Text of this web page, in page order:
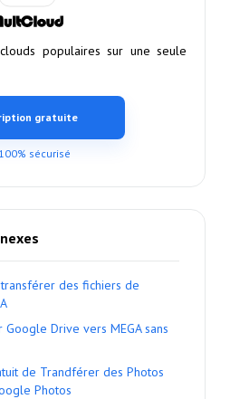
populaires sur une seule
gratuite
100% sécurisé
des fichiers de
Drive vers MEGA sans
de Trandférer des Photos
Photos